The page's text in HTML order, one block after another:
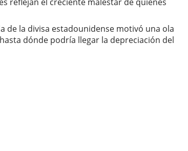
de la divisa estadounidense motivó una ola
dónde podría llegar la depreciación del